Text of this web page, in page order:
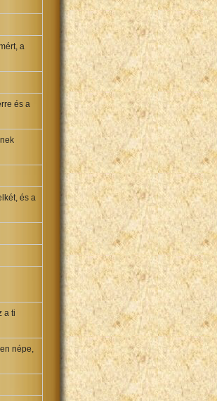
a
és a
és a
a ti
népe,